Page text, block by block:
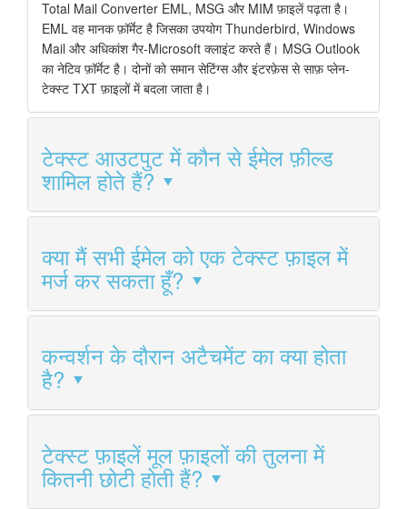
Total Mail Converter EML, MSG और MIM फ़ाइलें पढ़ता है।
EML वह मानक फ़ॉर्मेट है जिसका उपयोग Thunderbird, Windows
Mail और अधिकांश गैर-Microsoft क्लाइंट करते हैं। MSG Outlook
का नेटिव फ़ॉर्मेट है। दोनों को समान सेटिंग्स और इंटरफ़ेस से साफ़ प्लेन-
टेक्स्ट TXT फ़ाइलों में बदला जाता है।
टेक्स्ट आउटपुट में कौन से ईमेल फ़ील्ड
शामिल होते हैं?
क्या मैं सभी ईमेल को एक टेक्स्ट फ़ाइल में
मर्ज कर सकता हूँ?
कन्वर्शन के दौरान अटैचमेंट का क्या होता
है?
टेक्स्ट फ़ाइलें मूल फ़ाइलों की तुलना में
कितनी छोटी होती हैं?